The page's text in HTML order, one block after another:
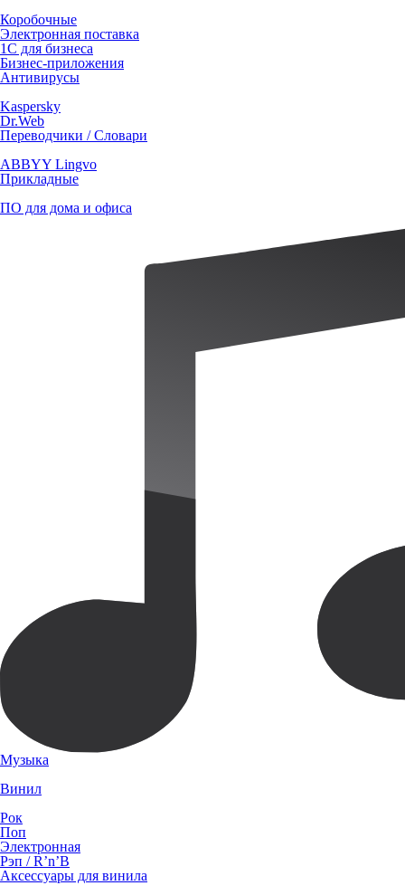
Коробочные
Электронная поставка
1С для бизнеса
Бизнес-приложения
Антивирусы
Kaspersky
Dr.Web
Переводчики / Словари
ABBYY Lingvo
Прикладные
ПО для дома и офиса
Музыка
Винил
Рок
Поп
Электронная
Рэп / R’n’B
Аксессуары для винила